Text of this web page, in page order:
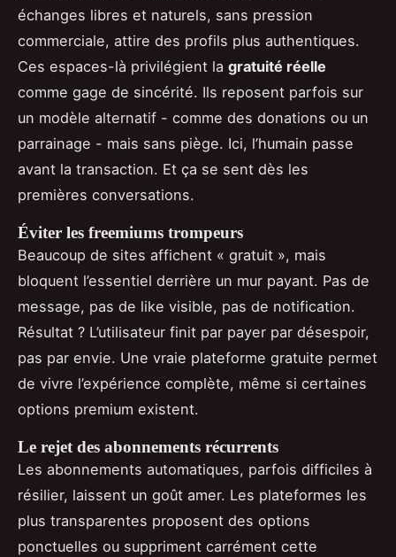
échanges libres et naturels, sans pression
commerciale, attire des profils plus authentiques.
Ces espaces-là privilégient la gratuité réelle
comme gage de sincérité. Ils reposent parfois sur
un modèle alternatif - comme des donations ou un
parrainage - mais sans piège. Ici, l’humain passe
avant la transaction. Et ça se sent dès les
premières conversations.
Éviter les freemiums trompeurs
Beaucoup de sites affichent « gratuit », mais
bloquent l’essentiel derrière un mur payant. Pas de
message, pas de like visible, pas de notification.
Résultat ? L’utilisateur finit par payer par désespoir,
pas par envie. Une vraie plateforme gratuite permet
de vivre l’expérience complète, même si certaines
options premium existent.
Le rejet des abonnements récurrents
Les abonnements automatiques, parfois difficiles à
résilier, laissent un goût amer. Les plateformes les
plus transparentes proposent des options
ponctuelles ou suppriment carrément cette